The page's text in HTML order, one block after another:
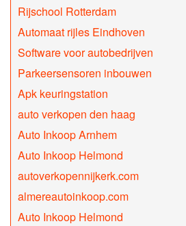
Rijschool Rotterdam
Automaat rijles Eindhoven
Software voor autobedrijven
Parkeersensoren inbouwen
Apk keuringstation
auto verkopen den haag
Auto Inkoop Arnhem
Auto Inkoop Helmond
autoverkopennijkerk.com
almereautoinkoop.com
Auto Inkoop Helmond